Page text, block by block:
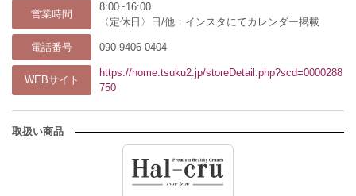
営業時間
8:00~16:00
〈定休日〉日/他：インスタにてカレンダー掲載
電話番号 090-9406-0404
WEBサイト
https://home.tsuku2.jp/storeDetail.php?scd=0000288
750
取扱い商品